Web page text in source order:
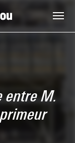
entre M.